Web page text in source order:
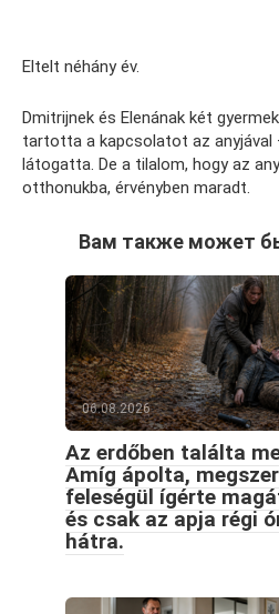
Eltelt néhány év.
Dmitrijnek és Elenának két
tartotta a kapcsolatot az anyjával
látogatta. De a tilalom, hogy az
otthonukba, érvényben maradt.
Вам также может
06.08.2026
Az erdőben találta
Amíg ápolta,
feleségül ígérte
és csak az apja régi
hátra.